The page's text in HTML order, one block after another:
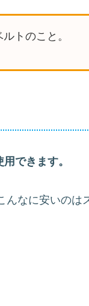
トのこと。
できます。
んなに安いのは